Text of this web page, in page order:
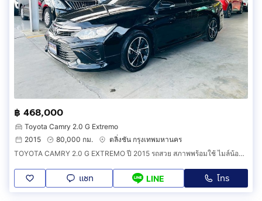
฿ 468,000
Toyota Camry 2.0 G Extremo
2015
80,000 กม.
ตลิ่งชัน กรุงเทพมหานคร
TOYOTA CAMRY 2.0 G EXTREMO ปี 2015 รถสวย สภาพพร้อมใช้ ไมล์น้อย รุ่นพิเศษ ภายในดำ รับประกันตัวถังสวย
แชท LINE โทร